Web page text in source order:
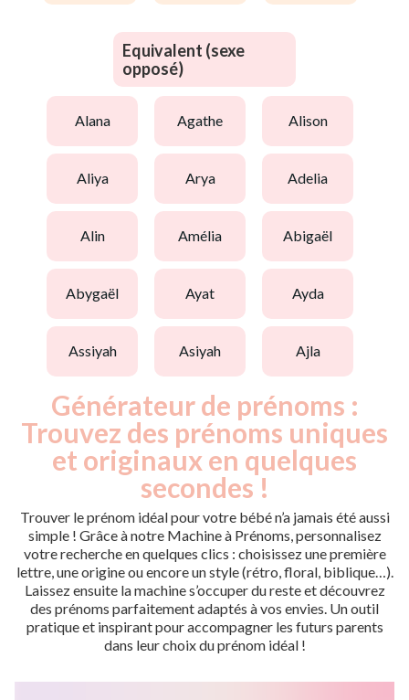
Equivalent (sexe
opposé)
alana agathe alison
aliya arya adelia
alin amélia abigaël
abygaël ayat ayda
assiyah asiyah ajla
Générateur de prénoms :
Trouvez des prénoms uniques
et originaux en quelques
secondes !
Trouver le prénom idéal pour votre bébé n’a jamais été aussi
simple ! Grâce à notre Machine à Prénoms, personnalisez
votre recherche en quelques clics : choisissez une première
lettre, une origine ou encore un style (rétro, floral, biblique…).
Laissez ensuite la machine s’occuper du reste et découvrez
des prénoms parfaitement adaptés à vos envies. Un outil
pratique et inspirant pour accompagner les futurs parents
dans leur choix du prénom idéal !